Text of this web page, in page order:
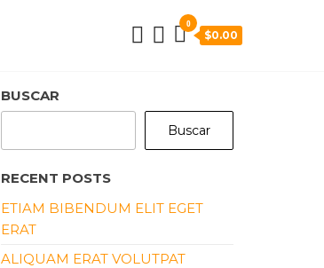
0
$0.00
BUSCAR
Buscar
RECENT POSTS
ETIAM BIBENDUM ELIT EGET
ERAT
ALIQUAM ERAT VOLUTPAT